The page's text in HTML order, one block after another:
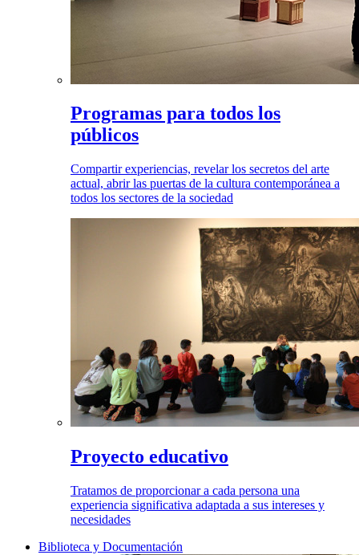
Programas para todos los
públicos
Compartir experiencias, revelar los secretos del arte
actual, abrir las puertas de la cultura contemporánea a
todos los sectores de la sociedad
Proyecto educativo
Tratamos de proporcionar a cada persona una
experiencia significativa adaptada a sus intereses y
necesidades
Biblioteca y Documentación